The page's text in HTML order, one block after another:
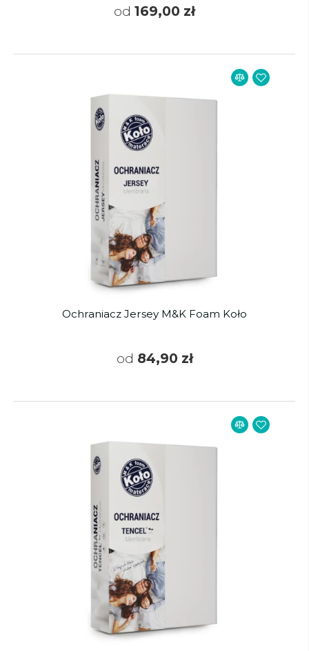
od 169,00 zł
Ochraniacz Jersey M&K Foam Koło
od 84,90 zł